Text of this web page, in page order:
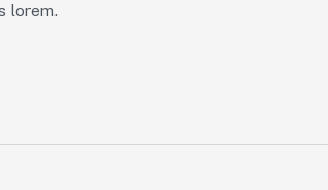
lorem.